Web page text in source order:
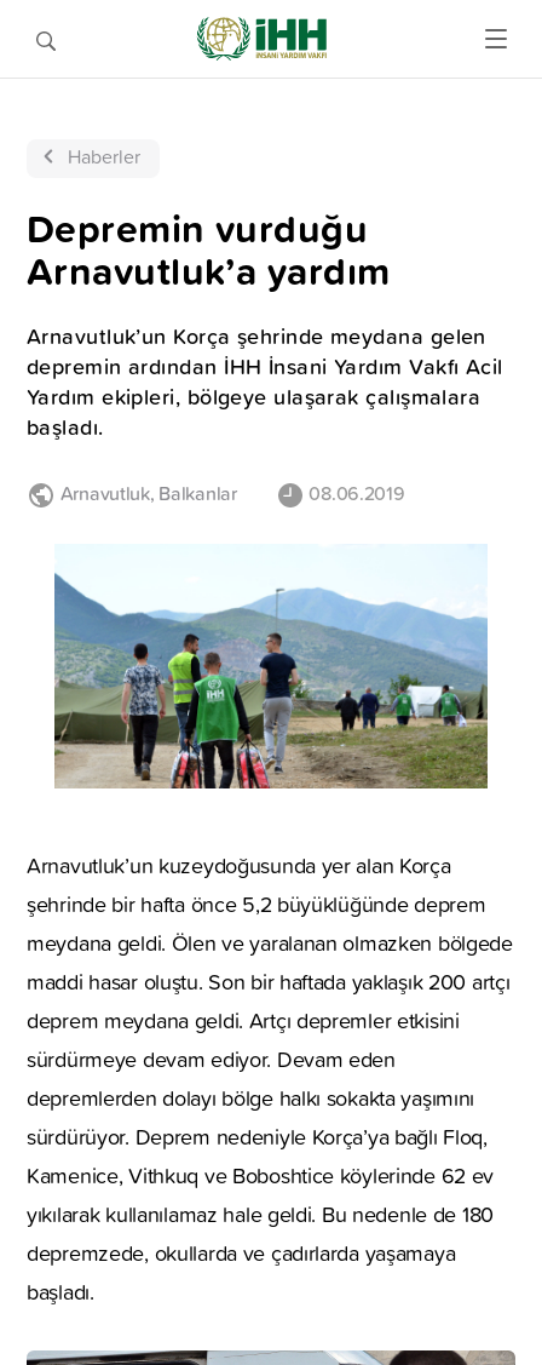
Haberler
Depremin vurduğu
Arnavutluk’a yardım
Arnavutluk’un Korça şehrinde meydana gelen
depremin ardından İHH İnsani Yardım Vakfı Acil
Yardım ekipleri, bölgeye ulaşarak çalışmalara
başladı.
Arnavutluk, Balkanlar 08.06.2019
Arnavutluk’un kuzeydoğusunda yer alan Korça
şehrinde bir hafta önce 5,2 büyüklüğünde deprem
meydana geldi. Ölen ve yaralanan olmazken bölgede
maddi hasar oluştu. Son bir haftada yaklaşık 200 artçı
deprem meydana geldi. Artçı depremler etkisini
sürdürmeye devam ediyor. Devam eden
depremlerden dolayı bölge halkı sokakta yaşımını
sürdürüyor. Deprem nedeniyle Korça’ya bağlı Floq,
Kamenice, Vithkuq ve Boboshtice köylerinde 62 ev
yıkılarak kullanılamaz hale geldi. Bu nedenle de 180
depremzede, okullarda ve çadırlarda yaşamaya
başladı.